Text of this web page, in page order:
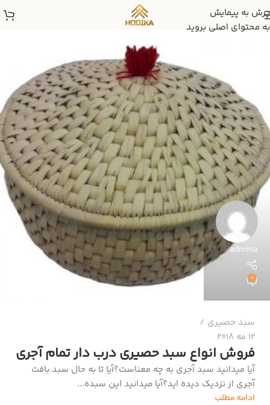
پرش به پیمایش
به محتوای اصلی بروید
admina
0
سبد حصیری
12 مه 2018
فروش انواع سبد حصیری درب دار تمام آجری
آیا میدانید سبد آجری به چه معناست؟آیا تا به حال سبد بافت
آجری از نزدیک دیده اید؟آیا میدانید این سبده...
ادامه مطلب